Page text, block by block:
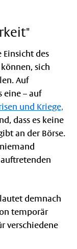
des
sich
Auf
eine – auf
und Kriege,
dass es keine
an der Börse.
demnach
temporär
verschiedene